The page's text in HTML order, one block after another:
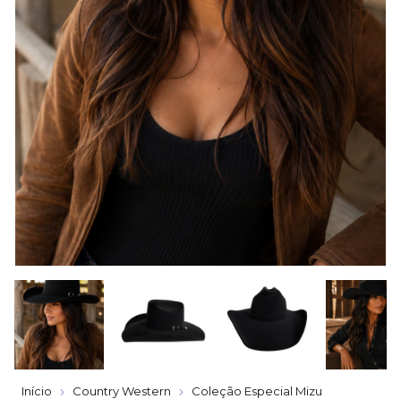
Início Country Western Coleção Especial Mizu